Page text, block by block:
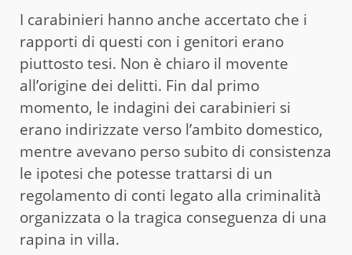
I carabinieri hanno anche accertato che i
rapporti di questi con i genitori erano
piuttosto tesi. Non è chiaro il movente
all’origine dei delitti. Fin dal primo
momento, le indagini dei carabinieri si
erano indirizzate verso l’ambito domestico,
mentre avevano perso subito di consistenza
le ipotesi che potesse trattarsi di un
regolamento di conti legato alla criminalità
organizzata o la tragica conseguenza di una
rapina in villa.